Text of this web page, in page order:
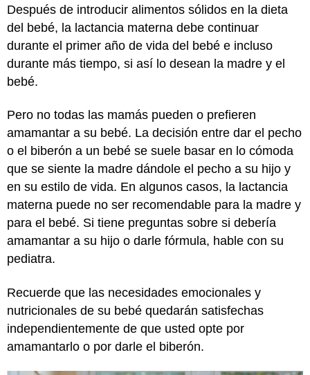
Después de introducir alimentos sólidos en la dieta
del bebé, la lactancia materna debe continuar
durante el primer año de vida del bebé e incluso
durante más tiempo, si así lo desean la madre y el
bebé.
Pero no todas las mamás pueden o prefieren
amamantar a su bebé. La decisión entre dar el pecho
o el biberón a un bebé se suele basar en lo cómoda
que se siente la madre dándole el pecho a su hijo y
en su estilo de vida. En algunos casos, la lactancia
materna puede no ser recomendable para la madre y
para el bebé. Si tiene preguntas sobre si debería
amamantar a su hijo o darle fórmula, hable con su
pediatra.
Recuerde que las necesidades emocionales y
nutricionales de su bebé quedarán satisfechas
independientemente de que usted opte por
amamantarlo o por darle el biberón.